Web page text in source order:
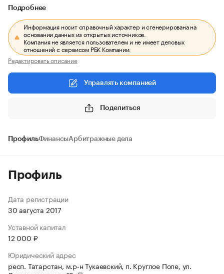
Подробнее
Информация носит справочный характер и сгенерирована на
основании данных из открытых источников.
Компания не является пользователем и не имеет деловых
отношений с сервисом РБК Компании.
Редактировать описание
Управлять компанией
Поделиться
ПрофильФинансыАрбитражные дела
Профиль
Дата регистрации
30 августа 2017
Уставной капитал
12 000 ₽
Юридический адрес
респ. Татарстан, м.р-н Тукаевский, п. Круглое Поле, ул.